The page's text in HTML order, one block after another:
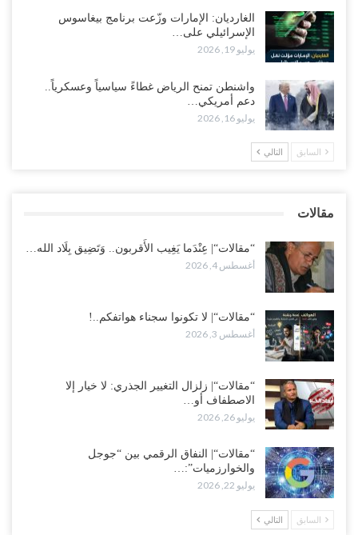
أغسطس 3, 2026
مع تصاعد الخلافات داخل “الرئاسي”.. أعضاء المجلس ينقلبون على
أغسطس 3, 2026
العطش وغياب الغاز يفاقمان مأساة الأهالي بعدن.. مدينة تغرق في دوامة
الانهيار الخدمي..!
أغسطس 3, 2026
الغارديان: الإمارات وزّعت برنامج بيغاسوس
الإسرائيلي على…
يوليو 19, 2026
واشنطن تمنح الرياض غطاءً سياسياً وعسكرياً..
دعم أمريكي…
يوليو 16, 2026
السابق التالي
مقالات
“مقالات“| عِنْدَما يَغِيب الأَقربون.. وَتَضِيق بِلَاد الله…
أغسطس 4, 2026
“مقالات“| لا تكونوا سجناء هواتفكم..!
أغسطس 3, 2026
“مقالات“| زلزال التغيير الجذري: لا خيار إلا
الاصطفاف أو…
يوليو 26, 2026
“مقالات“| النفاق الرقمي بين “جوجل
والخوارزميات”:…
يوليو 22, 2026
السابق التالي